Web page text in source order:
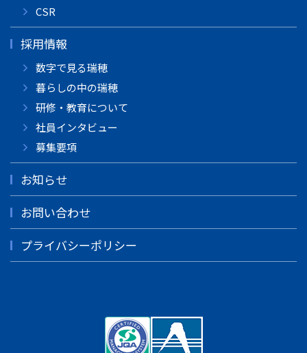
CSR
採用情報
数字で見る瑞穂
暮らしの中の瑞穂
研修・教育について
社員インタビュー
募集要項
お知らせ
お問い合わせ
プライバシーポリシー